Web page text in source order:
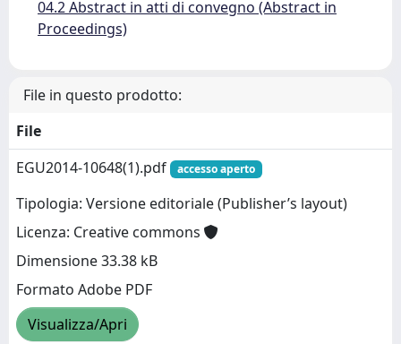
04.2 Abstract in atti di convegno (Abstract in
Proceedings)
File in questo prodotto:
File
EGU2014-10648(1).pdf
accesso aperto
Tipologia: Versione editoriale (Publisher’s layout)
Licenza: Creative commons
Dimensione 33.38 kB
Formato Adobe PDF
Visualizza/Apri